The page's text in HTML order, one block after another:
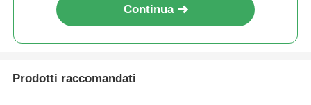
Continua
Prodotti raccomandati